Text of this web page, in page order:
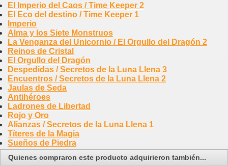
El Imperio del Caos / Time Keeper 2
El Eco del destino / Time Keeper 1
Imperio
Alma y los Siete Monstruos
La Venganza del Unicornio / El Orgullo del Dragón 2
Reinos de Cristal
El Orgullo del Dragón
Despedidas / Secretos de la Luna Llena 3
Encuentros / Secretos de la Luna Llena 2
Jaulas de Seda
Antihéroes
Ladrones de Libertad
Rojo y Oro
Alianzas / Secretos de la Luna Llena 1
Títeres de la Magia
Sueños de Piedra
Quienes compraron este producto adquirieron también...